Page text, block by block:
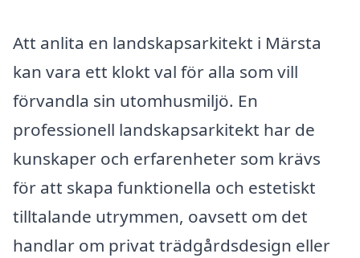
Att anlita en landskapsarkitekt i Märsta
kan vara ett klokt val för alla som vill
förvandla sin utomhusmiljö. En
professionell landskapsarkitekt har de
kunskaper och erfarenheter som krävs
för att skapa funktionella och estetiskt
tilltalande utrymmen, oavsett om det
handlar om privat trädgårdsdesign eller